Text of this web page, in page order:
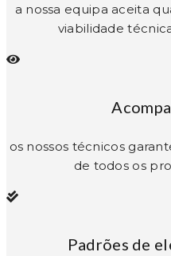
a nossa equipa aceita
viabilidade
os nossos técnicos
de todos os
Padrões de